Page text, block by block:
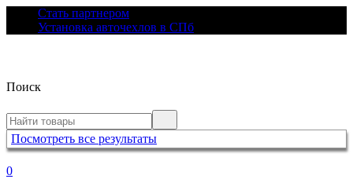
Стать партнером
Установка авточехлов в СПб
Поиск
Посмотреть все результаты
0